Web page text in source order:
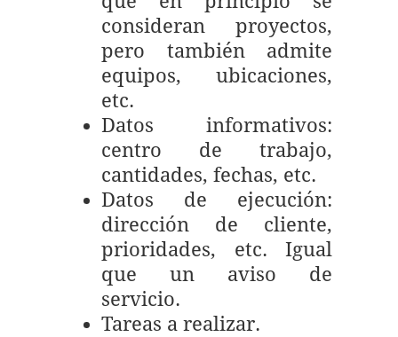
consideran proyectos,
pero también admite
equipos, ubicaciones,
etc.
Datos informativos:
centro de trabajo,
cantidades, fechas, etc.
Datos de ejecución:
dirección de cliente,
prioridades, etc. Igual
que un aviso de
servicio.
Tareas a realizar.